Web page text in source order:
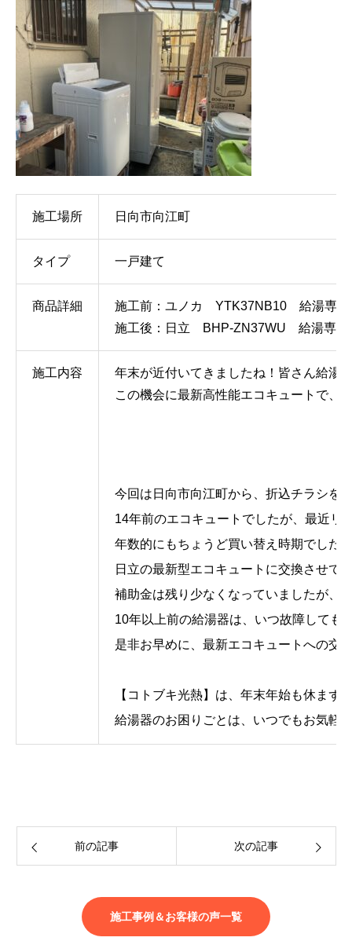
施工場所 日向市向江町
タイプ 一戸建て
商品詳細
施工前：ユノカ YTK37NB10 給湯専用
施工後：日立 BHP-ZN37WU 給湯専用
施工内容
年末が近付いてきましたね！皆さん給湯
この機会に最新高性能エコキュートで、
今回は日向市向江町から、折込チラシを
14年前のエコキュートでしたが、最近リ
年数的にもちょうど買い替え時期でした
日立の最新型エコキュートに交換させて
補助金は残り少なくなっていましたが、
10年以上前の給湯器は、いつ故障しても
是非お早めに、最新エコキュートへの交
【コトブキ光熱】は、年末年始も休まず
給湯器のお困りごとは、いつでもお気軽
前の記事 次の記事
施工事例＆お客様の声一覧